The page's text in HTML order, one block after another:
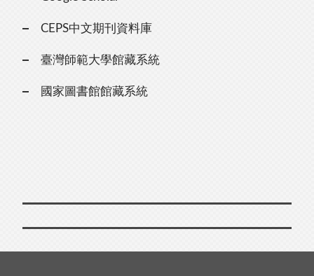
CEPS中文期刊資料庫
臺灣師範大學館藏系統
國家圖書館館藏系統